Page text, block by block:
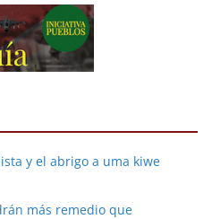
y el abrigo a uma kiwe
más remedio que